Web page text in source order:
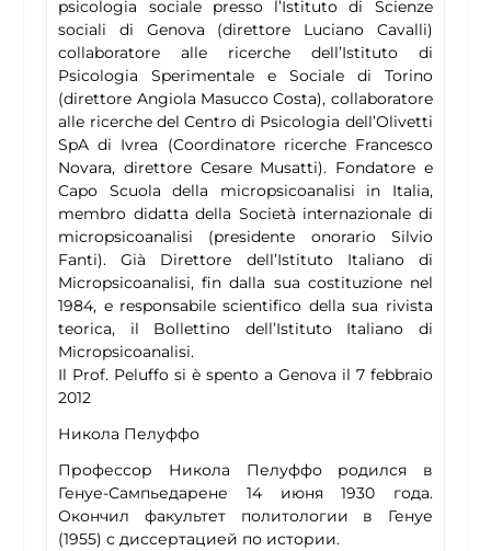
psicologia sociale presso l’Istituto di Scienze
sociali di Genova (direttore Luciano Cavalli)
collaboratore alle ricerche dell’Istituto di
Psicologia Sperimentale e Sociale di Torino
(direttore Angiola Masucco Costa), collaboratore
alle ricerche del Centro di Psicologia dell’Olivetti
SpA di Ivrea (Coordinatore ricerche Francesco
Novara, direttore Cesare Musatti). Fondatore e
Capo Scuola della micropsicoanalisi in Italia,
membro didatta della Società internazionale di
micropsicoanalisi (presidente onorario Silvio
Fanti). Già Direttore dell’Istituto Italiano di
Micropsicoanalisi, fin dalla sua costituzione nel
1984, e responsabile scientifico della sua rivista
teorica, il Bollettino dell’Istituto Italiano di
Micropsicoanalisi.
Il Prof. Peluffo si è spento a Genova il 7 febbraio
2012
Никола Пелуффо
Профессор Никола Пелуффо родился в
Генуе-Сампьедарене 14 июня 1930 года.
Окончил факультет политологии в Генуе
(1955) с диссертацией по истории.